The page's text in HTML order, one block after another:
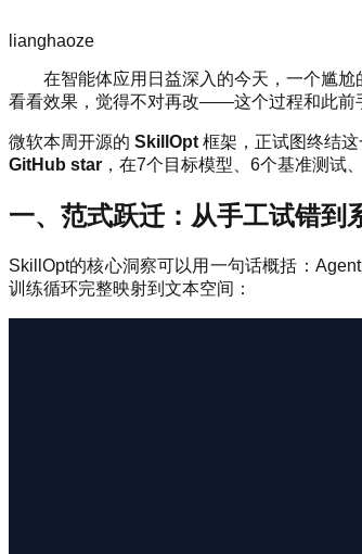
lianghaoze
在智能体应用日益深入的今天，一个尴
看看效果，觉得不对再改——这个过程和此前
微软本周开源的 SkillOpt 框架，正试图终结
GitHub star ，在7个目标模型、6个基准测试
一、范式跃迁：从手工试错到
SkillOpt的核心洞察可以用一句话概括：
训练循环完整映射到文本空间：